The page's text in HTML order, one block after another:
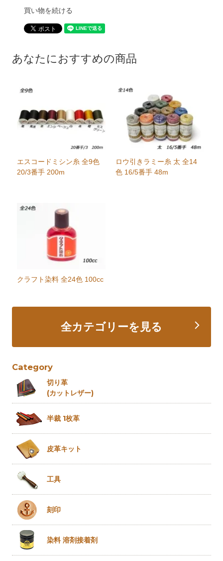
買い物を続ける
あなたにおすすめの商品
エスコードミシン糸 全9色
20/3番手 200m
ロウ引きラミー糸 太 全14
色 16/5番手 48m
クラフト染料 全24色 100cc
全カテゴリーを見る
Category
切り革
(カットレザー)
半裁 1枚革
皮革キット
工具
刻印
染料 溶剤接着剤